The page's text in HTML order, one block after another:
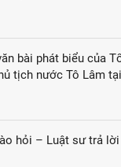
giáo viên Thái Lan) tham
bài phát biểu của
tịch nước Tô Lâm
hỏi – Luật sư trả